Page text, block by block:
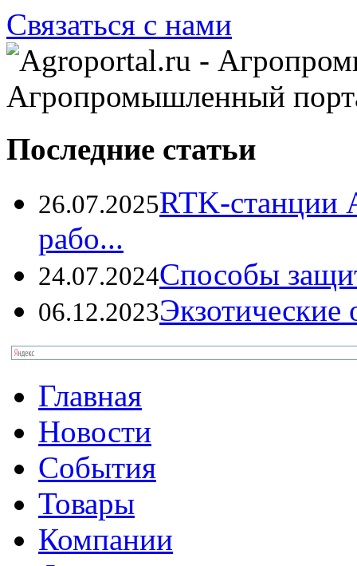
Связаться с нами
Агропромышленный
Последние статьи
26.07.2025RTK-станции
рабо...
24.07.2024Способы
06.12.2023
Главная
Новости
События
Товары
Компании